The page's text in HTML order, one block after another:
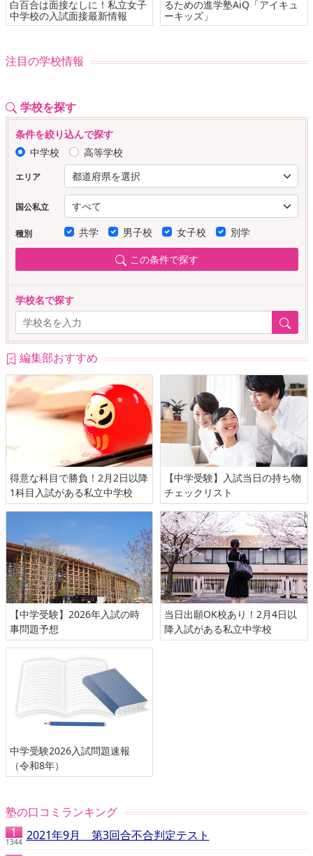
白百合は面接なしに！私立女子
中学校の入試面接最新情報
るための進学塾AiQ「アイキュ
ーキッズ」
注目の学校情報
学校を探す
条件を絞り込んで探す
中学校
高等学校
エリア
国公私立
種別 共学 男子校 女子校 別学
この条件で探す
学校名で探す
編集部おすすめ
得意な科目で勝負！2月2日以降
1科目入試がある私立中学校
【中学受験】入試当日の持ち物
チェックリスト
【中学受験】2026年入試の時
事問題予想
当日出願OK校あり！2月4日以
降入試がある私立中学校
中学受験2026入試問題速報
（令和8年）
塾の口コミランキング
1344 2021年9月 第3回合不合判定テスト